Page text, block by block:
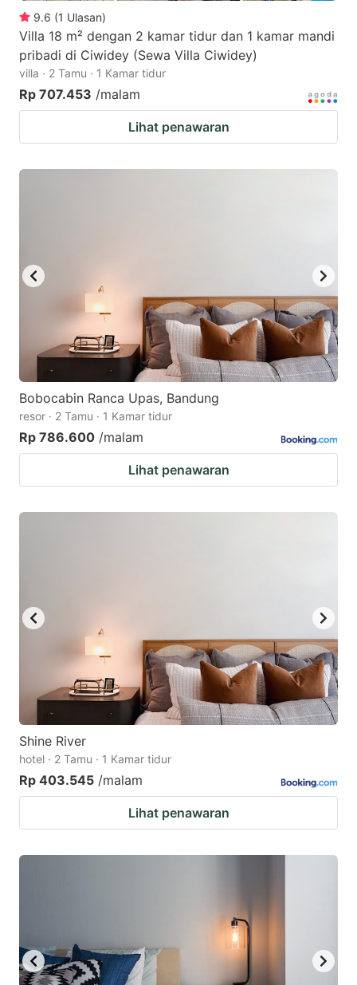
9.6 (1 Ulasan)
Villa 18 m² dengan 2 kamar tidur dan 1 kamar mandi
pribadi di Ciwidey (Sewa Villa Ciwidey)
villa · 2 Tamu · 1 Kamar tidur
Rp 707.453 /malam
Lihat penawaran
Bobocabin Ranca Upas, Bandung
resor · 2 Tamu · 1 Kamar tidur
Rp 786.600 /malam
Lihat penawaran
Shine River
hotel · 2 Tamu · 1 Kamar tidur
Rp 403.545 /malam
Lihat penawaran